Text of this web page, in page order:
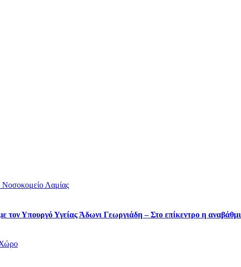
Υπουργό Υγείας Άδωνι Γεωργιάδη – Στο επίκεντρο η